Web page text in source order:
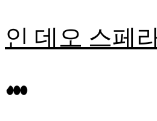
인 데오 스페